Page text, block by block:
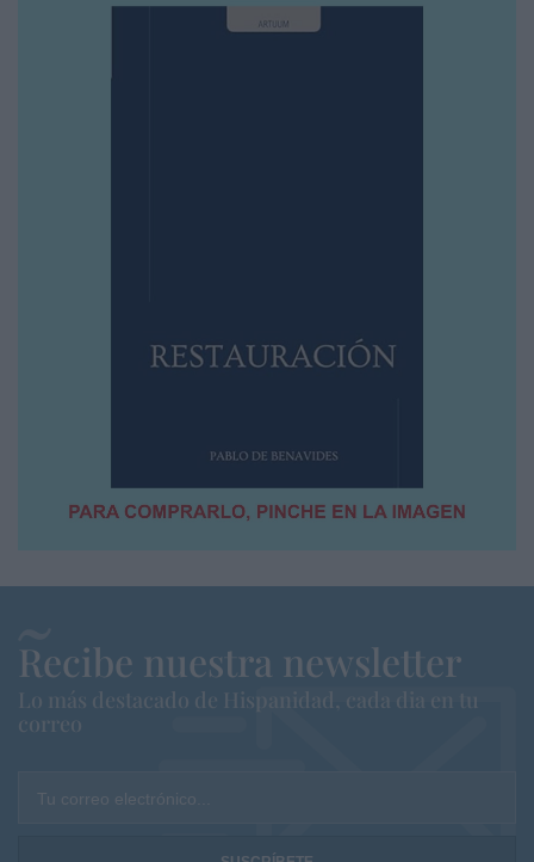
Recibe nuestra newsletter
Lo más destacado de Hispanidad, cada dia en tu
correo
Tu correo electrónico...